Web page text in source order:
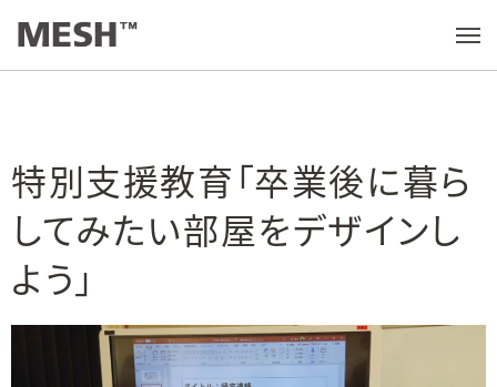
メ
ュ
学びの実践例 /
特別支援教育「卒業後に暮ら
してみたい部屋をデザインし
よう」